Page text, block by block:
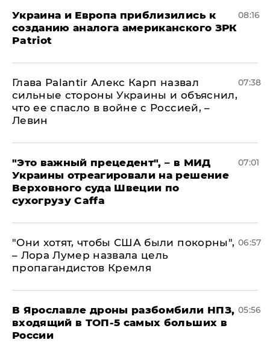
Украина и Европа приблизились к
созданию аналога американского ЗРК
Patriot
08:16
Глава Palantir Алекс Карп назвал
сильные стороны Украины и объяснил,
что ее спасло в войне с Россией, –
Левин
07:38
"Это важный прецедент", – в МИД
Украины отреагировали на решение
Верховного суда Швеции по
сухогрузу Caffa
07:01
"Они хотят, чтобы США были покорны",
– Лора Лумер назвала цель
пропагандистов Кремля
06:57
В Ярославле дроны разбомбили НПЗ,
входящий в ТОП-5 самых больших в
России
05:56